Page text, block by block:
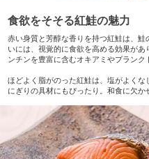
食欲をそそる紅鮭の魅力
赤い身質と芳醇な香りを持つ紅鮭は、
いには、視覚的に食欲を高める効果が
ンチンを豊富に含むオキアミやプランク
ほどよく脂がのった紅鮭は、塩がよく
にぎりの具材にもぴったり。和食に欠か